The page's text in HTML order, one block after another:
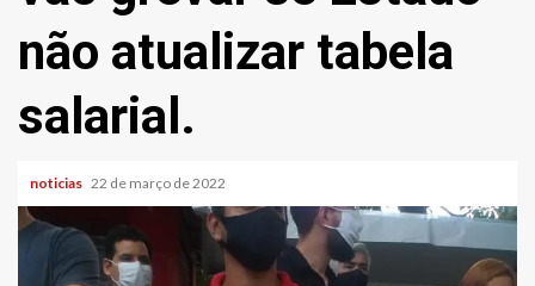
não atualizar tabela
salarial.
noticias 22 de março de 2022